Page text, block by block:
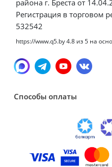
района г. Бреста от
Регистрация в торговом
532542
https://www.q5.by4.8 из5 на
Способы оплаты